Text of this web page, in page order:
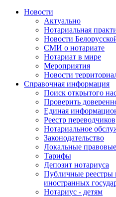
Новости
Актуально
Нотариальная
Новости
СМИ о нотариате
Нотариат в мире
Мероприятия
Новости
Справочная информация
Поиск открытого
Проверить
Единая
Реестр переводчиков
Нотариальное
Законодательство
Локальные
Тарифы
Депозит нотариуса
Публичные реестры
иностранных
Нотариус - детям